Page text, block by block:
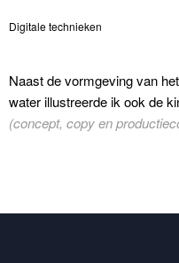
Digitale technieken
Naast de vormgeving van
water illustreerde ik ook de
(concept, copy en